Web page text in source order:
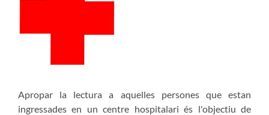
Apropar la lectura a aquelles persones que estan
ingressades en un centre hospitalari és l'objectiu de